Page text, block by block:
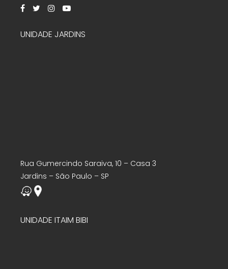
UNIDADE JARDINS
Rua Gumercindo Saraiva, 10 – Casa 3
Jardins – São Paulo – SP
UNIDADE ITAIM BIBI